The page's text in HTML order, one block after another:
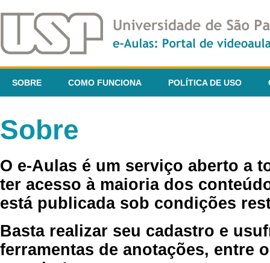
SOBRE COMO FUNCIONA POLÍTICA DE USO
Sobre
O e-Aulas é um serviço aberto a
ter acesso à maioria dos
está publicada sob condições
Basta realizar seu cadastro e
ferramentas de anotações, entre